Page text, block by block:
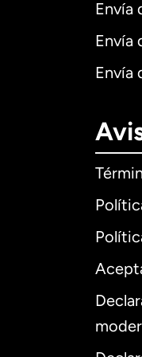
Envía
Envía
Envía